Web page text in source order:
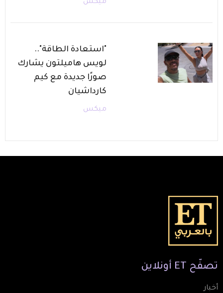
ميكس
"استعادة الطاقة"..
لويس هاميلتون يشارك
صورًا جديدة مع كيم
كارداشيان
ميكس
تصفّح ET أونلاين
أخبار